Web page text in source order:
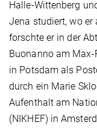
Halle-Wittenberg
Jena studiert, wo er
forschte er in der
Buonanno am
in Potsdam als
durch ein Marie
Aufenthalt am
(NIKHEF) in